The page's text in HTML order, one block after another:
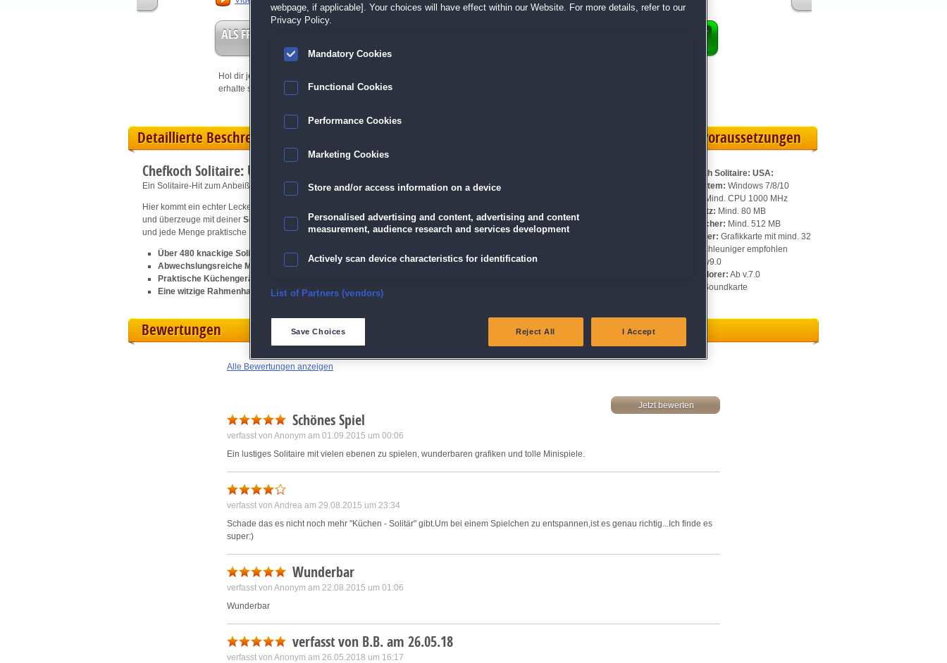
ALS FREISPIEL EINLÖSEN
Hol dir jetzt deine
erhalte sofort bis zu 15 Freispiele!
teste es 60 Minuten lang kostenlos!
Detaillierte Beschreibung
Chefkoch Solitaire: USA
Ein Solitaire-Hit zum Anbeißen!
Hier kommt ein echter Leckerbissen für
und überzeuge mit deiner Solitaire
-Kunst auch die anspruchsvollsten Kunden. Als besondere Beilage gibt es spaßige Minispiele
und jede Menge praktische Küchenextras, mit denen du noch die knackigsten Highscores schaffst!
Über 480 knackige Solitaire-Levels in 48 Staaten
Abwechslungsreiche Minispiele für noch mehr Spaß
Praktische Küchengerätschaften zum Solitaire-Einsatz
Eine witzige Rahmenhandlung im TV-Kochshow-Stil
Systemvoraussetzungen
Für Chefkoch Solitaire: USA:
Betriebssystem: Windows 7/8/10
Mind. CPU 1000 MHz
Speicherplatz: Mind. 80 MB
Arbeitsspeicher: Mind. 512 MB
Videospeicher: Grafikkarte mit mind. 32
MB, 3D-Beschleuniger empfohlen
Ab v9.0
Internet Explorer: Ab v.7.0
Soundkarte
Bewertungen
Alle Bewertungen anzeigen
Jetzt bewerten
Schönes Spiel
verfasst von Anonym am 01.09.2015 um 00:06
Ein lustiges Solitaire mit vielen ebenen zu spielen, wunderbaren grafiken und tolle Minispiele.
verfasst von Andrea am 29.08.2015 um 23:34
Schade das es nicht noch mehr "Küchen - Solitär" gibt.Um bei einem Spielchen zu entspannen,ist es genau richtig...Ich finde es
super:)
Wunderbar
verfasst von Anonym am 22.08.2015 um 01:06
Wunderbar
verfasst von B.B. am 26.05.18
verfasst von Anonym am 26.05.2018 um 16:17
webpage, if applicable]. Your choices will have effect within our Website. For more details, refer to our
Privacy Policy.
Mandatory Cookies
Functional Cookies
Performance Cookies
Marketing Cookies
Store and/or access information on a device
Personalised advertising and content, advertising and content
measurement, audience research and services development
Actively scan device characteristics for identification
Ensure security, prevent and detect fraud, and fix errors
Match and combine data from other data sources
Identify devices based on information transmitted automatically
Save and communicate privacy choices
List of Partners (vendors)
Save Choices Reject All I Accept